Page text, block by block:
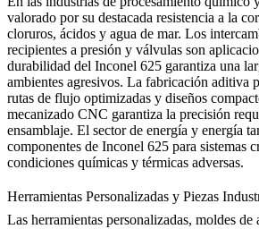
valorado por su destacada resistencia a la
cloruros, ácidos y agua de mar. Los
recipientes a presión y válvulas son
durabilidad del Inconel 625 garantiza una
ambientes agresivos. La fabricación aditiva
rutas de flujo optimizadas y diseños
mecanizado CNC garantiza la precisión
ensamblaje. El sector de energía y energía
componentes de Inconel 625 para sistemas
condiciones químicas y térmicas adversas.
Herramientas Personalizadas y Piezas
Las herramientas personalizadas, moldes de